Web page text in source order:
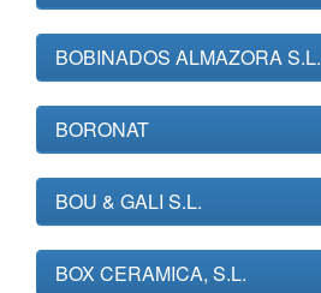
BOBINADOS ALMAZORA S.L.
BORONAT
BOU & GALI S.L.
BOX CERAMICA, S.L.